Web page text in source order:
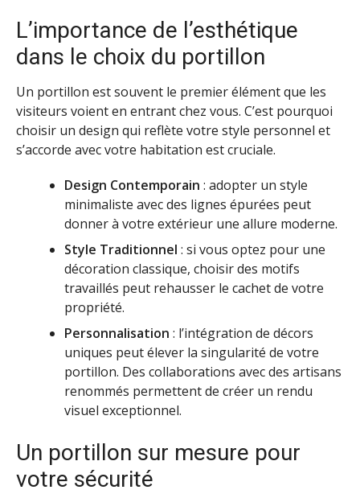
L’importance de l’esthétique
dans le choix du portillon
Un portillon est souvent le premier élément que les
visiteurs voient en entrant chez vous. C’est pourquoi
choisir un design qui reflète votre style personnel et
s’accorde avec votre habitation est cruciale.
Design Contemporain : adopter un style
minimaliste avec des lignes épurées peut
donner à votre extérieur une allure moderne.
Style Traditionnel : si vous optez pour une
décoration classique, choisir des motifs
travaillés peut rehausser le cachet de votre
propriété.
Personnalisation : l’intégration de décors
uniques peut élever la singularité de votre
portillon. Des collaborations avec des artisans
renommés permettent de créer un rendu
visuel exceptionnel.
Un portillon sur mesure pour
votre sécurité